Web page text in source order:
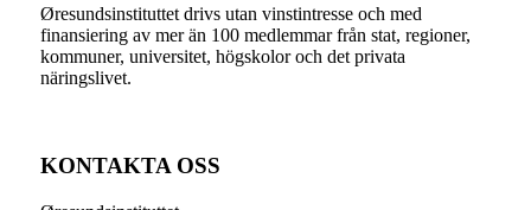
Øresundsinstituttet drivs utan vinst­intresse och med
finansiering av mer än 100 medlemmar från stat, regioner,
kommuner, universitet, högskolor och det privata
näringslivet.
KONTAKTA OSS